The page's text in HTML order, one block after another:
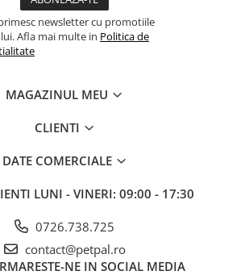
newsletter cu promotiile
Afla mai multe in Politica de
MAGAZINUL MEU
CLIENTI
DATE COMERCIALE
LUNI - VINERI: 09:00 - 17:30
0726.738.725
contact@petpal.ro
NE IN SOCIAL MEDIA